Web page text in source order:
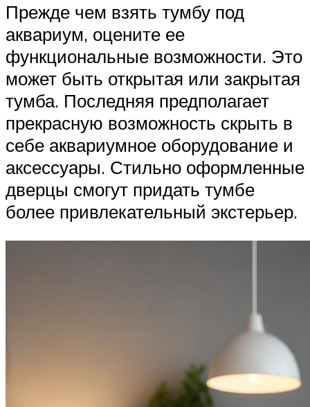
Прежде чем взять тумбу под
аквариум, оцените ее
функциональные возможности. Это
может быть открытая или закрытая
тумба. Последняя предполагает
прекрасную возможность скрыть в
себе аквариумное оборудование и
аксессуары. Стильно оформленные
дверцы смогут придать тумбе
более привлекательный экстерьер.